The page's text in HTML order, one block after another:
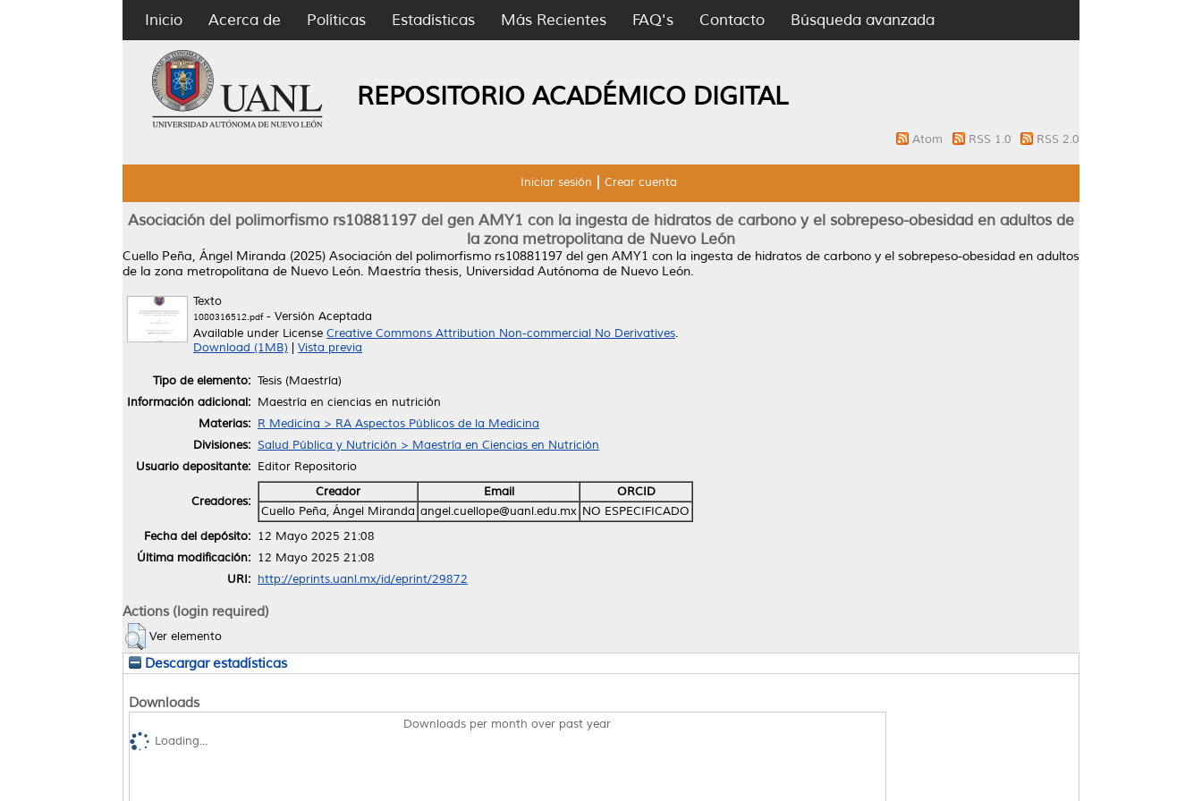
Inicio Acerca de Políticas Estadísticas Más Recientes FAQ's Contacto Búsqueda avanzada
REPOSITORIO ACADÉMICO DIGITAL
Atom RSS 1.0 RSS 2.0
Iniciar sesión Crear cuenta
Asociación del polimorfismo rs10881197 del gen AMY1 con la ingesta de hidratos de carbono y el sobrepeso-obesidad en adultos de
la zona metropolitana de Nuevo León
Cuello Peña, Ángel Miranda (2025) Asociación del polimorfismo rs10881197 del gen AMY1 con la ingesta de hidratos de carbono y el sobrepeso-obesidad en adultos
de la zona metropolitana de Nuevo León. Maestría thesis, Universidad Autónoma de Nuevo León.
Texto
1080316512.pdf- Versión Aceptada
Available under License Creative Commons Attribution Non-commercial No Derivatives.
Download (1MB)
Vista previa
Tipo de elemento: Tesis (Maestría)
Información adicional: Maestría en ciencias en nutrición
Materias: R Medicina > RA Aspectos Públicos de la Medicina
Divisiones: Salud Pública y Nutrición > Maestría en Ciencias en Nutrición
Usuario depositante: Editor Repositorio
Creadores:
Creador Email
ORCID
Cuello Peña, Ángel Miranda angel.cuellope@uanl.edu.mx NO ESPECIFICADO
Fecha del depósito: 12 Mayo 2025 21:08
Última modificación: 12 Mayo 2025 21:08
URI: http://eprints.uanl.mx/id/eprint/29872
Actions (login required)
Ver elemento
Descargar estadísticas
Downloads
Downloads per month over past year
Loading...